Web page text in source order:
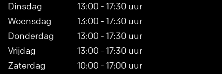
Dinsdag
13:00 - 17:30 uur
Woensdag
13:00 - 17:30 uur
Donderdag
13:00 - 17:30 uur
Vrijdag
13:00 - 17:30 uur
Zaterdag
10:00 - 17:00 uur